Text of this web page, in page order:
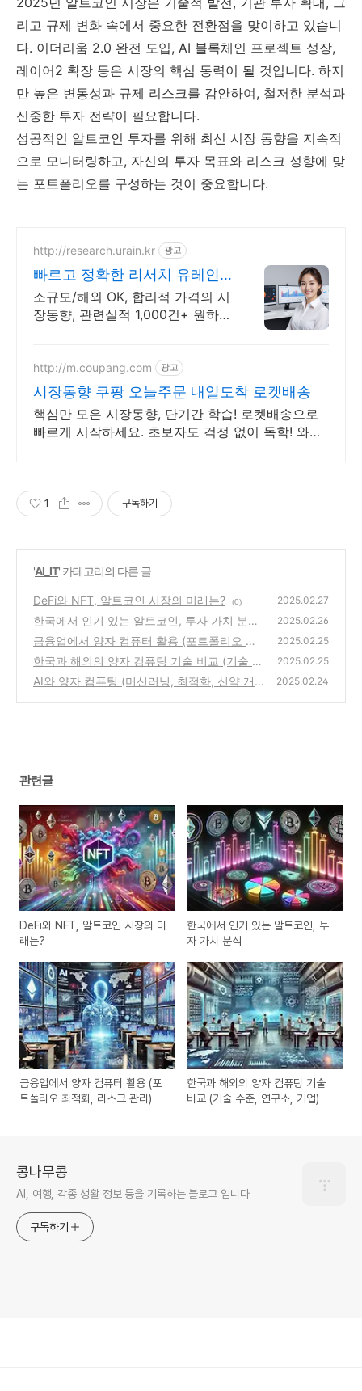
리고 규제 변화 속에서 중요한 전환점을 맞이하고 있습니
다. 이더리움 2.0 완전 도입, AI 블록체인 프로젝트 성장,
레이어2 확장 등은 시장의 핵심 동력이 될 것입니다. 하지
만 높은 변동성과 규제 리스크를 감안하여, 철저한 분석과
신중한 투자 전략이 필요합니다.
성공적인 알트코인 투자를 위해 최신 시장 동향을 지속적
으로 모니터링하고, 자신의 투자 목표와 리스크 성향에 맞
는 포트폴리오를 구성하는 것이 중요합니다.
http://research.urain.kr 광고
빠르고 정확한 리서치 유레인
전략수립용 맞춤 보고서 제작
소규모/해외 OK, 합리적 가격의 시
장동향, 관련실적 1,000건+ 원하는
http://m.coupang.com 광고
시장동향 쿠팡 오늘주문 내일도착 로켓배송
핵심만 모은 시장동향, 단기간 학습! 로켓배송으로
빠르게 시작하세요. 초보자도 걱정 없이 독학! 와우
1 구독하기
'AI_IT' 카테고리의 다른 글
DeFi와 NFT, 알트코인 시장의 미래는? (0) 2025.02.27
한국에서 인기 있는 알트코인, 투자 가치 분석
(0)
2025.02.26
금융업에서 양자 컴퓨터 활용 (포트폴리오 최
적화, 리스크 관리)
(0)
2025.02.25
한국과 해외의 양자 컴퓨팅 기술 비교 (기술 수
준, 연구소, 기업)
(0)
2025.02.25
AI와 양자 컴퓨팅 (머신러닝, 최적화, 신약 개
2025.02.24
관련글
DeFi와 NFT, 알트코인 시장의 미
래는?
한국에서 인기 있는 알트코인, 투
자 가치 분석
금융업에서 양자 컴퓨터 활용 (포
트폴리오 최적화, 리스크 관리)
한국과 해외의 양자 컴퓨팅 기술
비교 (기술 수준, 연구소, 기업)
콩나무콩
AI, 여행, 각종 생활 정보 등을 기록하는 블로그 입니다
구독하기